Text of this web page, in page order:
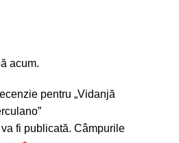
acum.
pentru „Vidanjă
fi publicată. Câmpurile